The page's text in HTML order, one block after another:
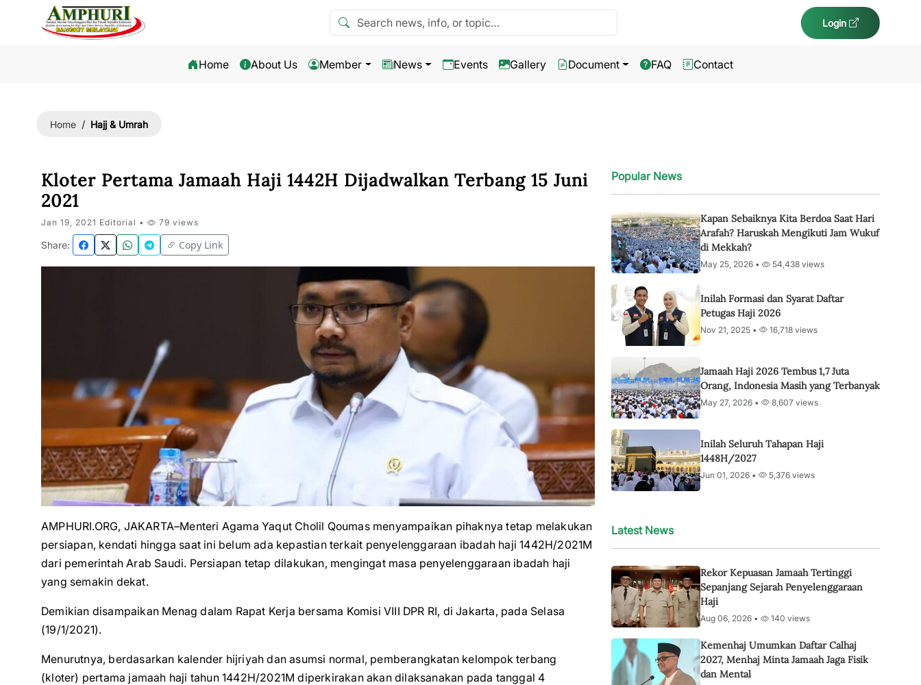
Search news Login
Home About Us Member News Events Gallery Document FAQ Contact
Home Hajj & Umrah
Kloter Pertama Jamaah Haji 1442H Dijadwalkan Terbang 15 Juni
2021
Jan 19, 2021 Editorial • 79 views
Share: Copy Link
AMPHURI.ORG, JAKARTA–Menteri Agama Yaqut Cholil Qoumas menyampaikan pihaknya tetap melakukan
persiapan, kendati hingga saat ini belum ada kepastian terkait penyelenggaraan ibadah haji 1442H/2021M
dari pemerintah Arab Saudi. Persiapan tetap dilakukan, mengingat masa penyelenggaraan ibadah haji
yang semakin dekat.
Demikian disampaikan Menag dalam Rapat Kerja bersama Komisi VIII DPR RI, di Jakarta, pada Selasa
(19/1/2021).
Menurutnya, berdasarkan kalender hijriyah dan asumsi normal, pemberangkatan kelompok terbang
(kloter) pertama jamaah haji tahun 1442H/2021M diperkirakan akan dilaksanakan pada tanggal 4
Popular News
Kapan Sebaiknya Kita Berdoa Saat Hari
Arafah? Haruskah Mengikuti Jam Wukuf
di Mekkah?
May 25, 2026 • 54,438 views
Inilah Formasi dan Syarat Daftar
Petugas Haji 2026
Nov 21, 2025 • 16,718 views
Jamaah Haji 2026 Tembus 1,7 Juta
Orang, Indonesia Masih yang Terbanyak
May 27, 2026 • 8,607 views
Inilah Seluruh Tahapan Haji
1448H/2027
Jun 01, 2026 • 5,376 views
Latest News
Rekor Kepuasan Jamaah Tertinggi
Sepanjang Sejarah Penyelenggaraan
Haji
Aug 06, 2026 • 140 views
Kemenhaj Umumkan Daftar Calhaj
2027, Menhaj Minta Jamaah Jaga Fisik
dan Mental